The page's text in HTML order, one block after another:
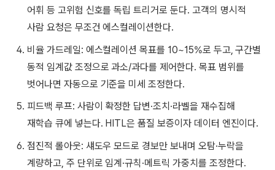
어휘 등 고위험 신호를 독립 트리거로 둔다. 고객의 명시적
사람 요청은 무조건 에스컬레이션한다.
비율 가드레일: 에스컬레이션 목표를 10~15%로 두고, 구간별
동적 임계값 조정으로 과소/과다를 제어한다. 목표 범위를
벗어나면 자동으로 기준을 미세 조정한다.
피드백 루프: 사람이 확정한 답변·조치·라벨을 재수집해
재학습 큐에 넣는다. HITL은 품질 보증이자 데이터 엔진이다.
점진적 롤아웃: 섀도우 모드로 경보만 보내며 오탐·누락을
계량하고, 주 단위로 임계·규칙·메트릭 가중치를 조정한다.